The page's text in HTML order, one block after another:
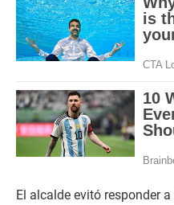
El alcalde evitó responder a